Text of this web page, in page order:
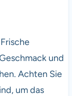
Frische
und
Achten Sie
um das